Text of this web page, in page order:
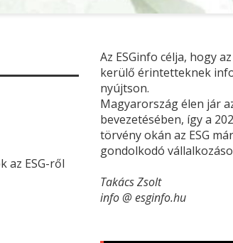
az ESG-ről
Az ESGinfo célja, hogy
kerülő érintetteknek
nyújtson.
Magyarország élen jár
bevezetésében, így a
törvény okán az ESG
gondolkodó
Takács Zsolt
info @ esginfo.hu